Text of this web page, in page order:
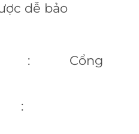
dễ bảo
bị : Cổng
: